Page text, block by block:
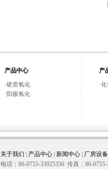
产品中心
·硬质氧化
· 阳极氧化
产
·
关于我们 产品中心 新闻中心
厂房设备
电话：86-0755-33925356 传真：86-